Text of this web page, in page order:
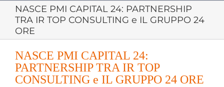
NASCE PMI CAPITAL 24: PARTNERSHIP
TRA IR TOP CONSULTING e IL GRUPPO 24
ORE
NASCE PMI CAPITAL 24:
PARTNERSHIP TRA IR TOP
CONSULTING e IL GRUPPO 24 ORE